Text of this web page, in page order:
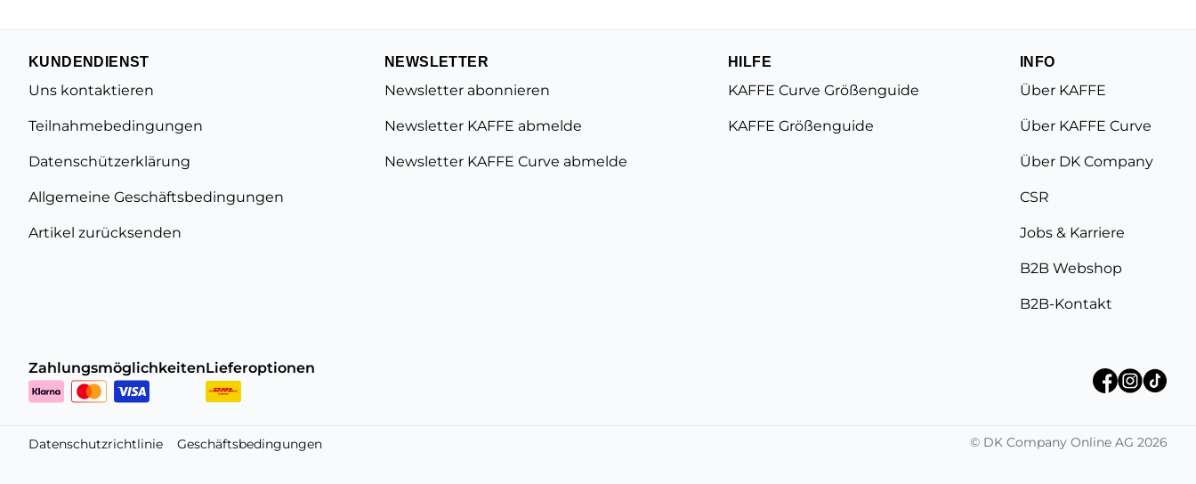
KUNDENDIENST
Uns kontaktieren
Teilnahmebedingungen
Datenschützerklärung
Allgemeine Geschäftsbedingungen
Artikel zurücksenden
NEWSLETTER
Newsletter abonnieren
Newsletter KAFFE abmelde
Newsletter KAFFE Curve abmelde
HILFE
KAFFE Curve Größenguide
KAFFE Größenguide
INFO
Über KAFFE
Über KAFFE Curve
Über DK Company
CSR
Jobs & Karriere
B2B Webshop
B2B-Kontakt
ZahlungsmöglichkeitenLieferoptionen
Datenschutzrichtlinie Geschäftsbedingungen © DK Company Online AG 2026